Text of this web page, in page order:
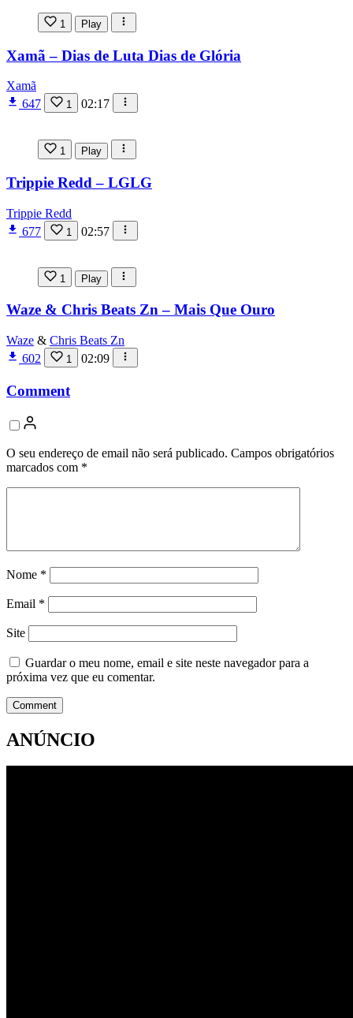
1 Play
Xamã – Dias de Luta Dias de Glória
Xamã
647
1 02:17
1 Play
Trippie Redd – LGLG
Trippie Redd
677
1 02:57
1 Play
Waze & Chris Beats Zn – Mais Que Ouro
Waze & Chris Beats Zn
602
1 02:09
Comment
O seu endereço de email não será publicado. Campos obrigatórios
marcados com *
Nome *
Email *
Site
Guardar o meu nome, email e site neste navegador para a
próxima vez que eu comentar.
ANÚNCIO